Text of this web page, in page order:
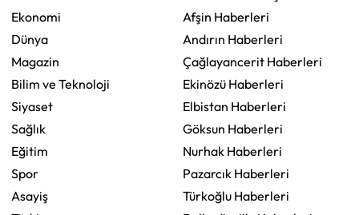
Ekonomi
Dünya
Magazin
Bilim ve Teknoloji
Siyaset
Sağlık
Eğitim
Spor
Asayiş
Afşin Haberleri
Andırın Haberleri
Çağlayancerit Haberleri
Ekinözü Haberleri
Elbistan Haberleri
Göksun Haberleri
Nurhak Haberleri
Pazarcık Haberleri
Türkoğlu Haberleri